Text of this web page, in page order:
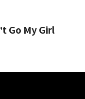
Go My Girl